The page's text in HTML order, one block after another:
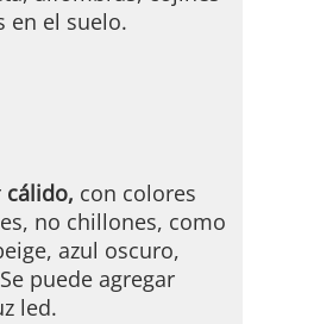
en el suelo.
cálido, con colores
no chillones, como
azul oscuro,
puede agregar
luz led.